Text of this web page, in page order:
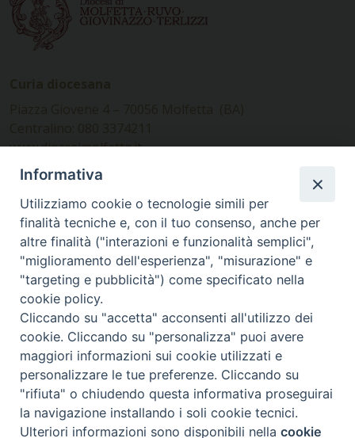
www.diocesimolfetta.it –
diocesimolfetta@pec.chiesacattolica.it
Ufficio Comunicazioni sociali
Piazza Giovene 4 – 70056 Molfetta (BA)
comunicazionisociali@diocesimolfetta.it
SEGUICI SU
Facebook
Instagram
X YouTube
Feed
Privacy Policy - trasparenza
© 2016 - 2026 Diocesi Molfetta Ruvo Giovinazzo Terlizzi
Preferenze Cookie
Informativa
Utilizziamo cookie o tecnologie simili per
finalità tecniche e, con il tuo consenso, anche per
altre finalità ("interazioni e funzionalità semplici",
"miglioramento dell'esperienza", "misurazione" e
"targeting e pubblicità") come specificato nella
cookie policy.
Cliccando su "accetta" acconsenti all'utilizzo dei
cookie. Cliccando su "personalizza" puoi avere
maggiori informazioni sui cookie utilizzati e
personalizzare le tue preferenze. Cliccando su
"rifiuta" o chiudendo questa informativa proseguirai
la navigazione installando i soli cookie tecnici.
Ulteriori informazioni sono disponibili nellacookie